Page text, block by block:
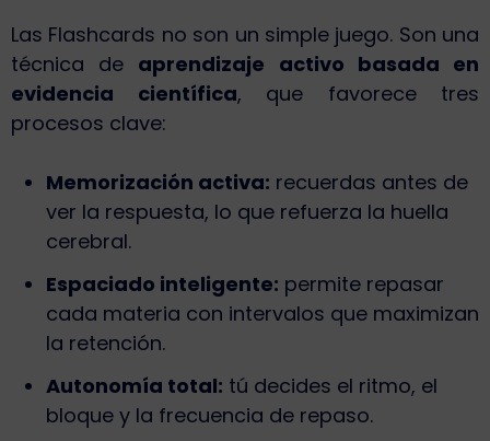
Las Flashcards no son un simple juego. Son una
técnica de aprendizaje activo basada en
evidencia científica, que favorece tres
procesos clave:
Memorización activa: recuerdas antes de
ver la respuesta, lo que refuerza la huella
cerebral.
Espaciado inteligente: permite repasar
cada materia con intervalos que maximizan
la retención.
Autonomía total: tú decides el ritmo, el
bloque y la frecuencia de repaso.